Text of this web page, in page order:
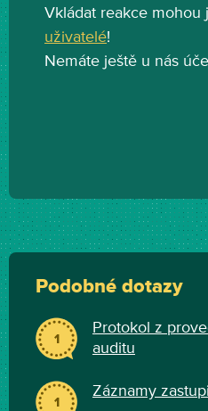
Vkládat reakce mohou
uživatelé!
Nemáte ještě u nás
Podobné dotazy
1
Protokol z
auditu
1
Záznamy